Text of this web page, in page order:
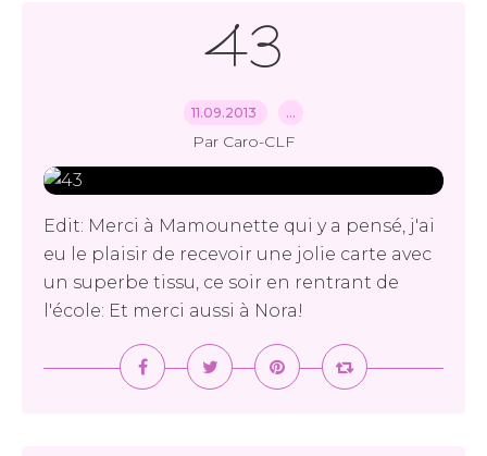
43
11.09.2013 …
Par Caro-CLF
Edit: Merci à Mamounette qui y a pensé, j'ai
eu le plaisir de recevoir une jolie carte avec
un superbe tissu, ce soir en rentrant de
l'école: Et merci aussi à Nora!